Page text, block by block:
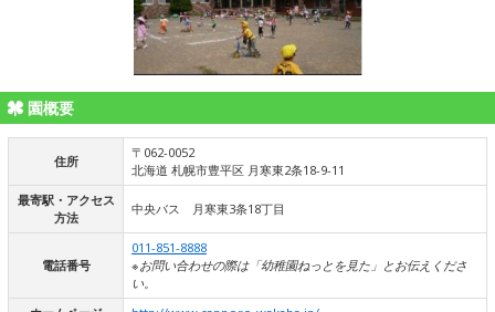
園概要
住所
〒062-0052
北海道 札幌市豊平区 月寒東2条18-9-11
最寄駅・アクセス
方法
中央バス 月寒東3条18丁目
電話番号
011-851-8888
※お問い合わせの際は「幼稚園ねっとを見た」とお伝えくださ
い。